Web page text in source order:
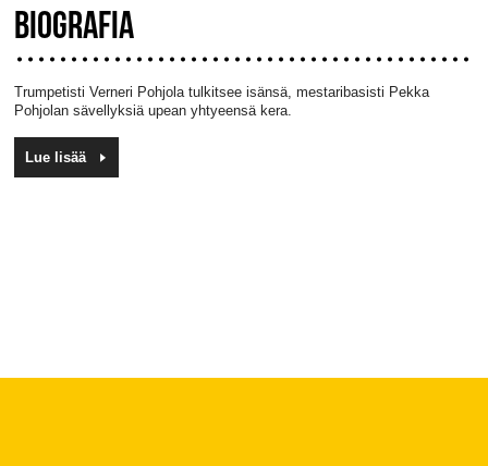
BIOGRAFIA
Trumpetisti Verneri Pohjola tulkitsee isänsä, mestaribasisti Pekka
Pohjolan sävellyksiä upean yhtyeensä kera.
Lue lisää